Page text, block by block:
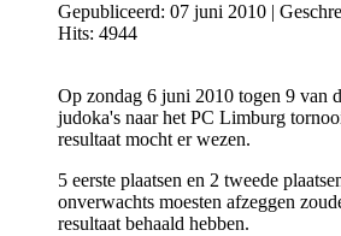
Gepubliceerd: 07 juni 2010 |
Hits: 4944
Op zondag 6 juni 2010 togen 9 van
judoka's naar het PC Limburg
resultaat mocht er wezen.
5 eerste plaatsen en 2 tweede
onverwachts moesten afzeggen
resultaat behaald hebben.